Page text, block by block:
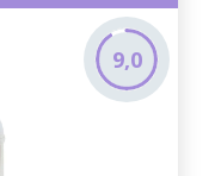
9,0